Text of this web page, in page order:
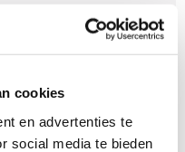
cookies
en advertenties te
social media te bieden